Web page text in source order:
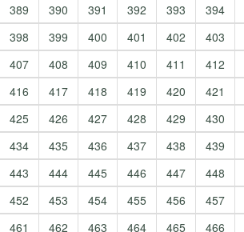
389
390 391 392 393 394
398
399 400 401 402 403
407
408 409 410 411 412
416
417 418 419 420 421
425
426 427 428 429 430
434
435 436 437 438 439
443
444 445 446 447 448
452
453 454 455 456 457
461
462 463 464 465 466